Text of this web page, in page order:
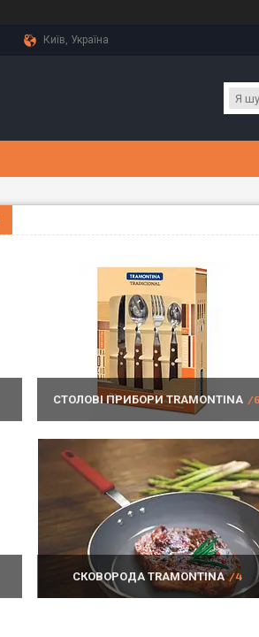
Київ, Україна
СТОЛОВІ ПРИБОРИ TRAMONTINA 6
СКОВОРОДА TRAMONTINA 4